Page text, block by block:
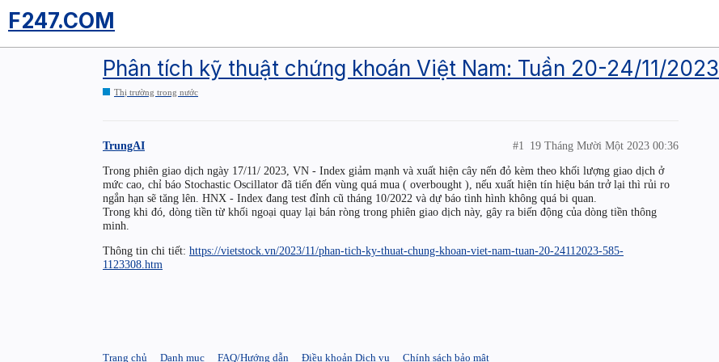
F247.COM
Phân tích kỹ thuật chứng khoán Việt Nam: Tuần 20-24/11/2023
Thị trường trong nước
TrungAI 19 Tháng Mười Một 2023 00:36
#1
Trong phiên giao dịch ngày 17/11/ 2023, VN - Index giảm mạnh và xuất hiện cây nến đỏ kèm theo khối lượng giao dịch ở
mức cao, chỉ báo Stochastic Oscillator đã tiến đến vùng quá mua ( overbought ), nếu xuất hiện tín hiệu bán trở lại thì rủi ro
ngắn hạn sẽ tăng lên. HNX - Index đang test đỉnh cũ tháng 10/2022 và dự báo tình hình không quá bi quan.
Trong khi đó, dòng tiền từ khối ngoại quay lại bán ròng trong phiên giao dịch này, gây ra biến động của dòng tiền thông
minh.
Thông tin chi tiết: https://vietstock.vn/2023/11/phan-tich-ky-thuat-chung-khoan-viet-nam-tuan-20-24112023-585-
1123308.htm
Trang chủ Danh mục FAQ/Hướng dẫn Điều khoản Dịch vụ Chính sách bảo mật